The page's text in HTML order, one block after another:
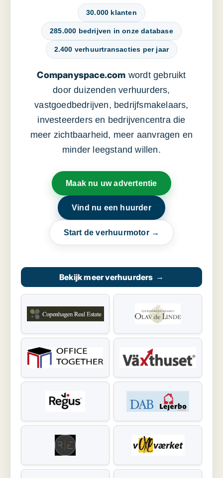
30.000 klanten
285.000 bedrijven in onze database
2.400 verhuurtransacties per jaar
Companyspace.com wordt gebruikt
door duizenden verhuurders,
vastgoedbedrijven, bedrijfsmakelaars,
investeerders en bedrijvencentra die
meer zichtbaarheid, meer aanvragen en
minder leegstand willen.
Maak nu uw advertentie
Vind nu een huurder
Start de verhuurmotor →
Bekijk meer verhuurders →